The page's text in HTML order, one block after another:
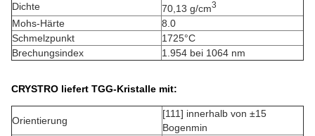
Dichte
70,13 g/cm3
Mohs-Härte
8.0
Schmelzpunkt
1725°C
Brechungsindex
1.954 bei 1064 nm
CRYSTRO liefert TGG-Kristalle mit:
Orientierung
[111] innerhalb von ±15
Bogenmin